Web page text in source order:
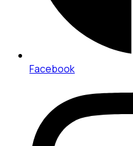
Facebook